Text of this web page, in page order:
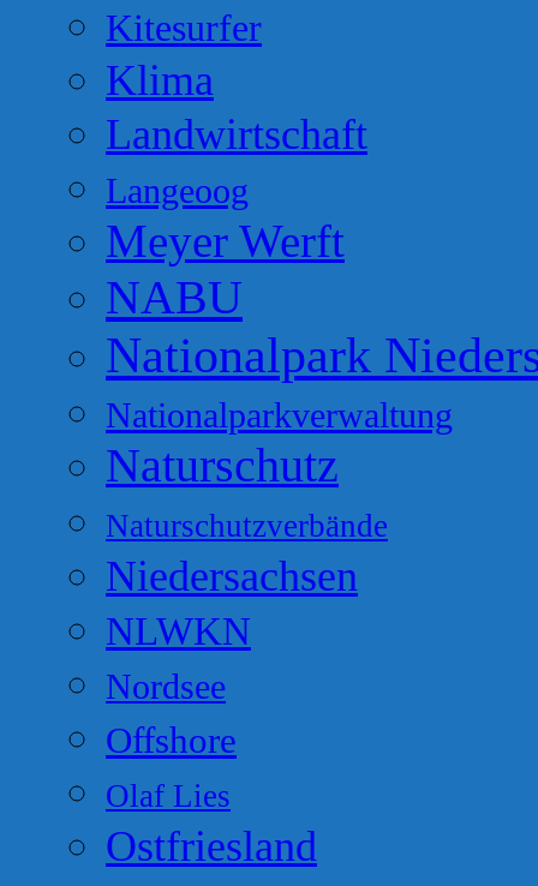
Kitesurfer
Klima
Landwirtschaft
Langeoog
Meyer Werft
NABU
Nationalpark
Nationalparkverwaltung
Naturschutz
Naturschutzverbände
Niedersachsen
NLWKN
Nordsee
Offshore
Olaf Lies
Ostfriesland